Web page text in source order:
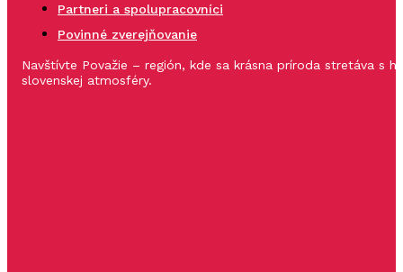
Partneri a spolupracovníci
Povinné zverejňovanie
Navštívte Považie – región, kde sa krásna príroda stretáva s
slovenskej atmosféry.